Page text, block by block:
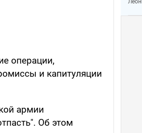
операции,
и капитуляции
армии
Об этом